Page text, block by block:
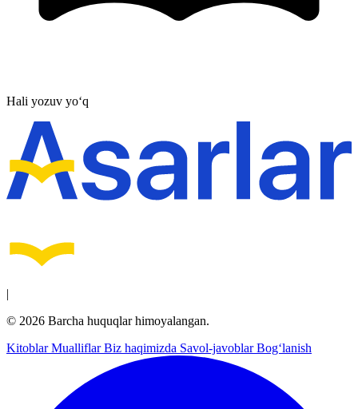
Hali yozuv yo‘q
|
© 2026 Barcha huquqlar himoyalangan.
KitoblarMualliflarBiz haqimizda Savol-javoblarBog‘lanish